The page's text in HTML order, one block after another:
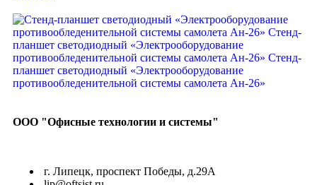
ООО "Офисные технологии и системы"
г. Липецк, проспект Победы, д.29А